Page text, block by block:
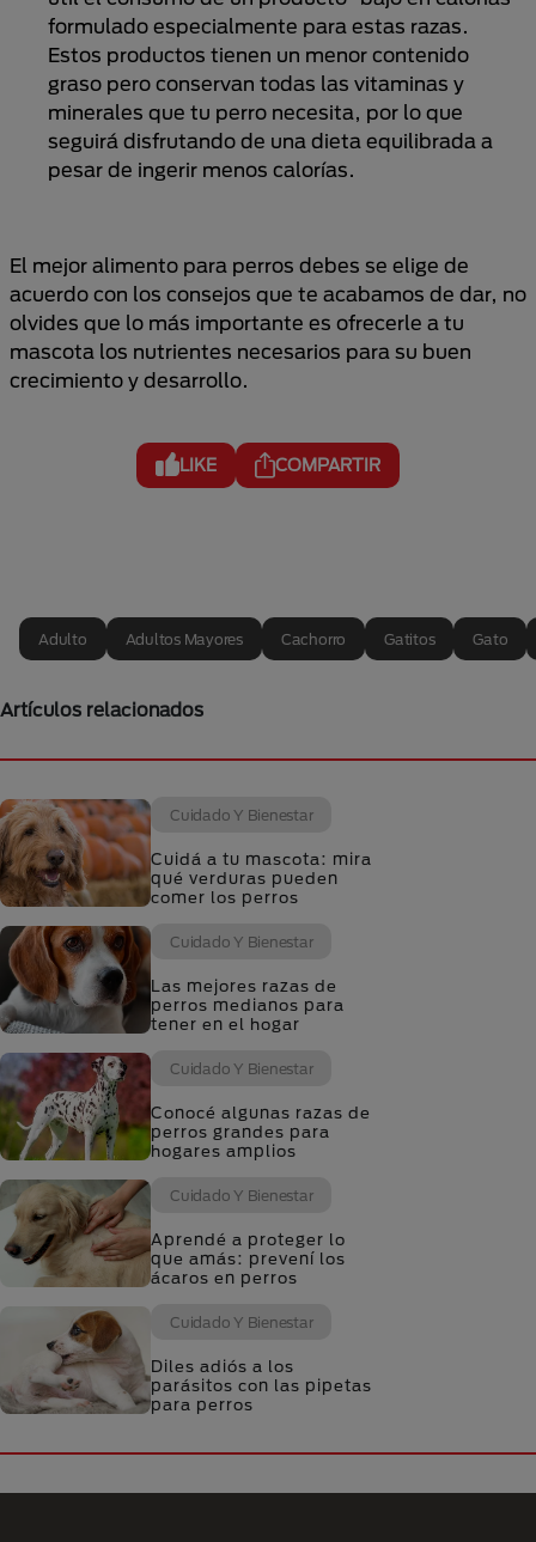
formulado especialmente para estas razas.
Estos productos tienen un menor contenido
graso pero conservan todas las vitaminas y
minerales que tu perro necesita, por lo que
seguirá disfrutando de una dieta equilibrada a
pesar de ingerir menos calorías.
El mejor alimento para perros debes se elige de
acuerdo con los consejos que te acabamos de dar, no
olvides que lo más importante es ofrecerle a tu
mascota los nutrientes necesarios para su buen
crecimiento y desarrollo.
LIKE COMPARTIR
Adulto Adultos Mayores Cachorro Gatitos Gato
Artículos relacionados
Cuidado Y Bienestar
Cuidá a tu mascota: mira
qué verduras pueden
comer los perros
Cuidado Y Bienestar
Las mejores razas de
perros medianos para
tener en el hogar
Cuidado Y Bienestar
Conocé algunas razas de
perros grandes para
hogares amplios
Cuidado Y Bienestar
Aprendé a proteger lo
que amás: prevení los
ácaros en perros
Cuidado Y Bienestar
Diles adiós a los
parásitos con las pipetas
para perros